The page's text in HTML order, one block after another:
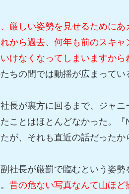
厳しい姿勢を見せるために
から過去、何年も前のスキ
いけなくなってしまいますから
ちの間では動揺が広まって
長が裏方に回るまで、ジャ
ことはほとんどなかった。
が、それも直近の話だったか
副社長が厳罰で臨むという姿
昔の危ない写真なんて山ほ